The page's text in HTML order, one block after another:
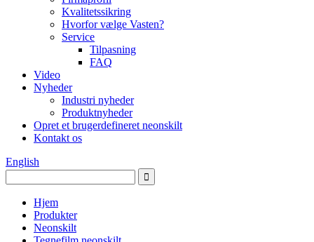
Kvalitetssikring
Hvorfor vælge Vasten?
Service
Tilpasning
FAQ
Video
Nyheder
Industri nyheder
Produktnyheder
Opret et brugerdefineret neonskilt
Kontakt os
English
Hjem
Produkter
Neonskilt